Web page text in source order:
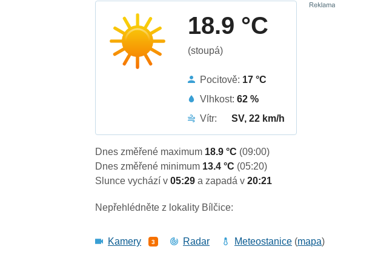
18.9 °C
(stoupá)
Pocitově: 17 °C
Vlhkost:62 %
Vítr:
SV, 22 km/h
Dnes změřené maximum 18.9 °C (09:00)
Dnes změřené minimum 13.4 °C (05:20)
Slunce vychází v05:29a zapadá v20:21
Nepřehlédněte z lokality Bílčice:
Kamery 3 Radar Meteostanice (mapa)